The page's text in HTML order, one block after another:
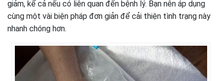
giảm, kể cả nếu có liên quan đến bệnh lý. Bạn nên áp dụng
cùng một vài biện pháp đơn giản để cải thiện tình trạng này
nhanh chóng hơn.